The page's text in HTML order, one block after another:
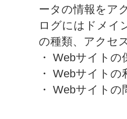
ータの情報をア
ログにはドメイ
の種類、アクセ
・ Webサイトの
・ Webサイト
・ Webサイト